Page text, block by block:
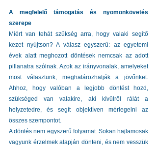
A megfelelő támogatás és nyomonkövetés
szerepe
Miért van tehát szükség arra, hogy valaki segítő
kezet nyújtson? A válasz egyszerű: az egyetemi
évek alatt meghozott döntések nemcsak az adott
pillanatra szólnak. Azok az irányvonalak, amelyeket
most választunk, meghatározhatják a jövőnket.
Ahhoz, hogy valóban a legjobb döntést hozd,
szükséged van valakire, aki kívülről rálát a
helyzetedre, és segít objektíven mérlegelni az
összes szempontot.
A döntés nem egyszerű folyamat. Sokan hajlamosak
vagyunk érzelmek alapján dönteni, és nem vesszük